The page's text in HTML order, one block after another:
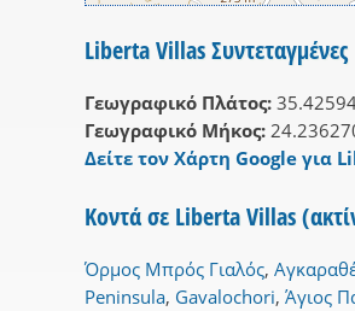
Liberta Villas Συντεταγμένες
Γεωγραφικό Πλάτος:
Γεωγραφικό Μήκος:
Δείτε τον Χάρτη Google για
Κοντά σε Liberta Villas
Όρμος Μπρός Γιαλός,
Peninsula, Gavalochori, Άγιος